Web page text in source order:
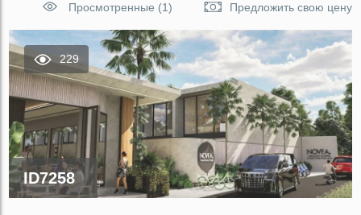
Просмотренные (1)
Предложить свою цену
229
ID7258